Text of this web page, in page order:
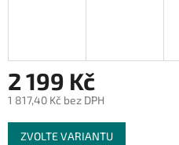
2 199 Kč
1 817,40 Kč bez DPH
Měrná
cena:
ZVOLTE VARIANTU